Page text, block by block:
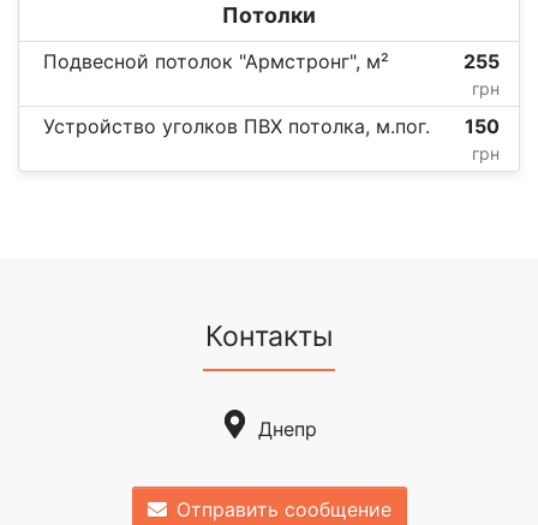
Потолки
Подвесной потолок "Армстронг", м² 255
грн
Устройство уголков ПВХ потолка, м.пог. 150
грн
Контакты
Днепр
Отправить сообщение